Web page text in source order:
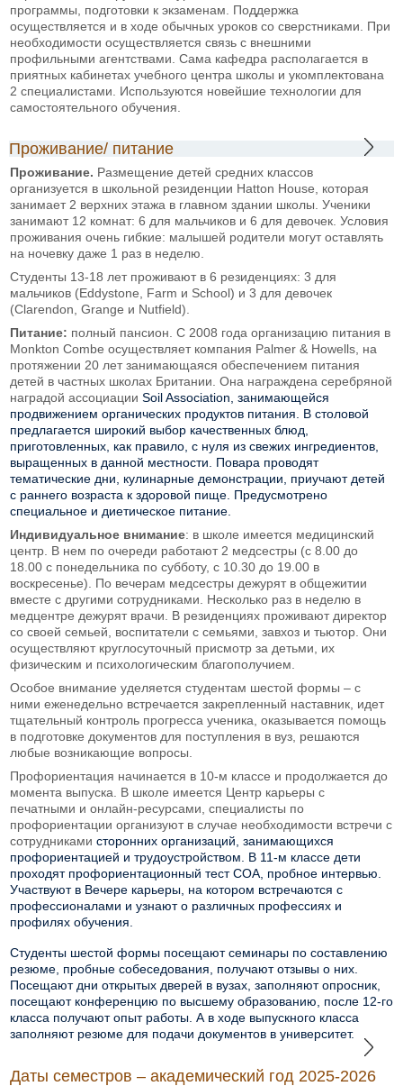
программы, подготовки к экзаменам. Поддержка
осуществляется и в ходе обычных уроков со сверстниками. При
необходимости осуществляется связь с внешними
профильными агентствами. Сама кафедра располагается в
приятных кабинетах учебного центра школы и укомплектована
2 специалистами. Используются новейшие технологии для
самостоятельного обучения.
Проживание/ питание
Проживание. Размещение детей средних классов
организуется в школьной резиденции Hatton House, которая
занимает 2 верхних этажа в главном здании школы. Ученики
занимают 12 комнат: 6 для мальчиков и 6 для девочек. Условия
проживания очень гибкие: малышей родители могут оставлять
на ночевку даже 1 раз в неделю.
Студенты 13-18 лет проживают в 6 резиденциях: 3 для
мальчиков (Eddystone, Farm и School) и 3 для девочек
(Clarendon, Grange и Nutfield).
Питание: полный пансион. С 2008 года организацию питания в
Monkton Combe осуществляет компания Palmer & Howells, на
протяжении 20 лет занимающаяся обеспечением питания
детей в частных школах Британии. Она награждена серебряной
наградой ассоциации Soil Association, занимающейся
продвижением органических продуктов питания. В столовой
предлагается широкий выбор качественных блюд,
приготовленных, как правило, с нуля из свежих ингредиентов,
выращенных в данной местности. Повара проводят
тематические дни, кулинарные демонстрации, приучают детей
с раннего возраста к здоровой пище. Предусмотрено
специальное и диетическое питание.
Индивидуальное внимание: в школе имеется медицинский
центр. В нем по очереди работают 2 медсестры (с 8.00 до
18.00 с понедельника по субботу, с 10.30 до 19.00 в
воскресенье). По вечерам медсестры дежурят в общежитии
вместе с другими сотрудниками. Несколько раз в неделю в
медцентре дежурят врачи. В резиденциях проживают директор
со своей семьей, воспитатели с семьями, завхоз и тьютор. Они
осуществляют круглосуточный присмотр за детьми, их
физическим и психологическим благополучием.
Особое внимание уделяется студентам шестой формы – с
ними еженедельно встречается закрепленный наставник, идет
тщательный контроль прогресса ученика, оказывается помощь
в подготовке документов для поступления в вуз, решаются
любые возникающие вопросы.
Профориентация начинается в 10-м классе и продолжается до
момента выпуска. В школе имеется Центр карьеры с
печатными и онлайн-ресурсами, специалисты по
профориентации организуют в случае необходимости встречи с
сотрудниками сторонних организаций, занимающихся
профориентацией и трудоустройством. В 11-м классе дети
проходят профориентационный тест COA, пробное интервью.
Участвуют в Вечере карьеры, на котором встречаются с
профессионалами и узнают о различных профессиях и
профилях обучения.
Студенты шестой формы посещают семинары по составлению
резюме, пробные собеседования, получают отзывы о них.
Посещают дни открытых дверей в вузах, заполняют опросник,
посещают конференцию по высшему образованию, после 12-го
класса получают опыт работы. А в ходе выпускного класса
заполняют резюме для подачи документов в университет.
Даты cеместров – академический год 2025-2026